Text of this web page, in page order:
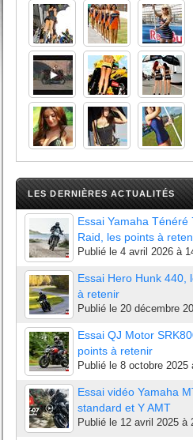
LES DERNIÈRES ACTUALITÉS
Essai Yamaha Ténéré
Raid, les points à
Publié le 4 avril 2026 à
Essai Hero Hunk 440,
à retenir
Publié le 20 décembre
Essai QJ Motor
points à retenir
Publié le 8 octobre 2025
Essai vidéo Yamaha
standard et Y AMT
Publié le 12 avril 2025 à